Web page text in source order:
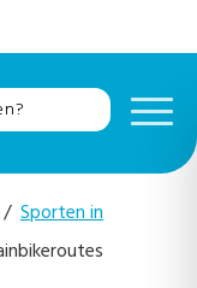
/ Sporten in